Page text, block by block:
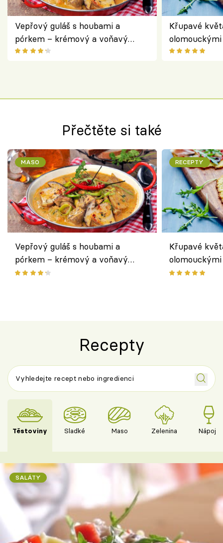
Vepřový guláš s houbami a
pórkem – krémový a voňavý
pokrm z jednoho hrnce
Křupavé
bezlepkový
Přečtěte si také
MASO
Vepřový guláš s houbami a
pórkem – krémový a voňavý
pokrm z jednoho hrnce
RECEPTY
Křupavé
bezlepkový
Recepty
Těstoviny Sladké Maso Zelenina Nápoje
SALÁTY